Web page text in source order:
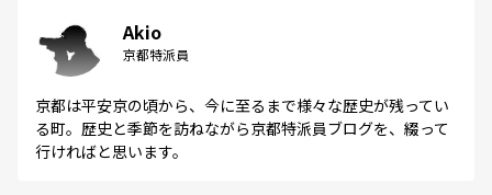
Akio
京都特派員
京都は平安京の頃から、今に至るまで様々な歴史が残ってい
る町。歴史と季節を訪ねながら京都特派員ブログを、綴って
行ければと思います。